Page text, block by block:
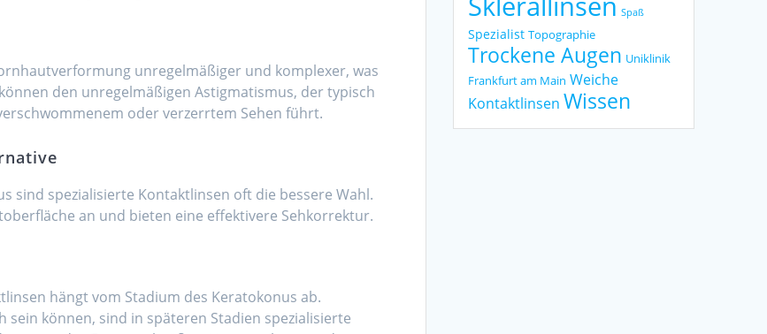
unregelmäßiger und komplexer, was
den unregelmäßigen Astigmatismus, der typisch
oder verzerrtem Sehen führt.
sind spezialisierte Kontaktlinsen oft die bessere Wahl.
an und bieten eine effektivere Sehkorrektur.
hängt vom Stadium des Keratokonus ab.
können, sind in späteren Stadien spezialisierte
Spaß
Spezialist Topographie
Trockene Augen Uniklinik
Frankfurt am Main Weiche
Kontaktlinsen Wissen